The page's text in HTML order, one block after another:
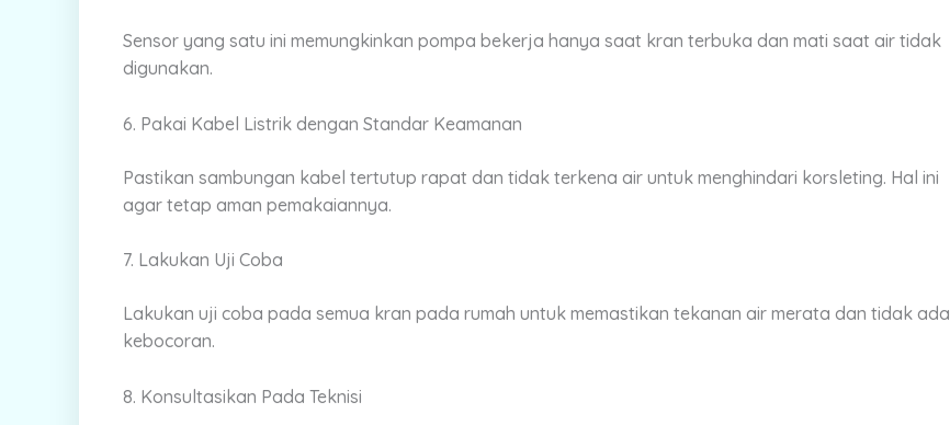
Sensor yang satu ini memungkinkan pompa bekerja hanya saat kran terbuka dan mati saat air tidak
digunakan.
6. Pakai Kabel Listrik dengan Standar Keamanan
Pastikan sambungan kabel tertutup rapat dan tidak terkena air untuk menghindari korsleting. Hal ini
agar tetap aman pemakaiannya.
7. Lakukan Uji Coba
Lakukan uji coba pada semua kran pada rumah untuk memastikan tekanan air merata dan tidak ada
kebocoran.
8. Konsultasikan Pada Teknisi